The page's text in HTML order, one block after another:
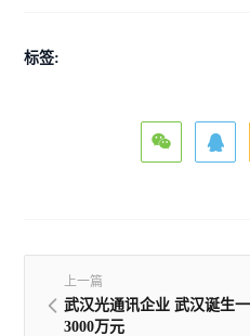
标签:
上一篇
武汉光通讯企业 武汉诞生
3000万元